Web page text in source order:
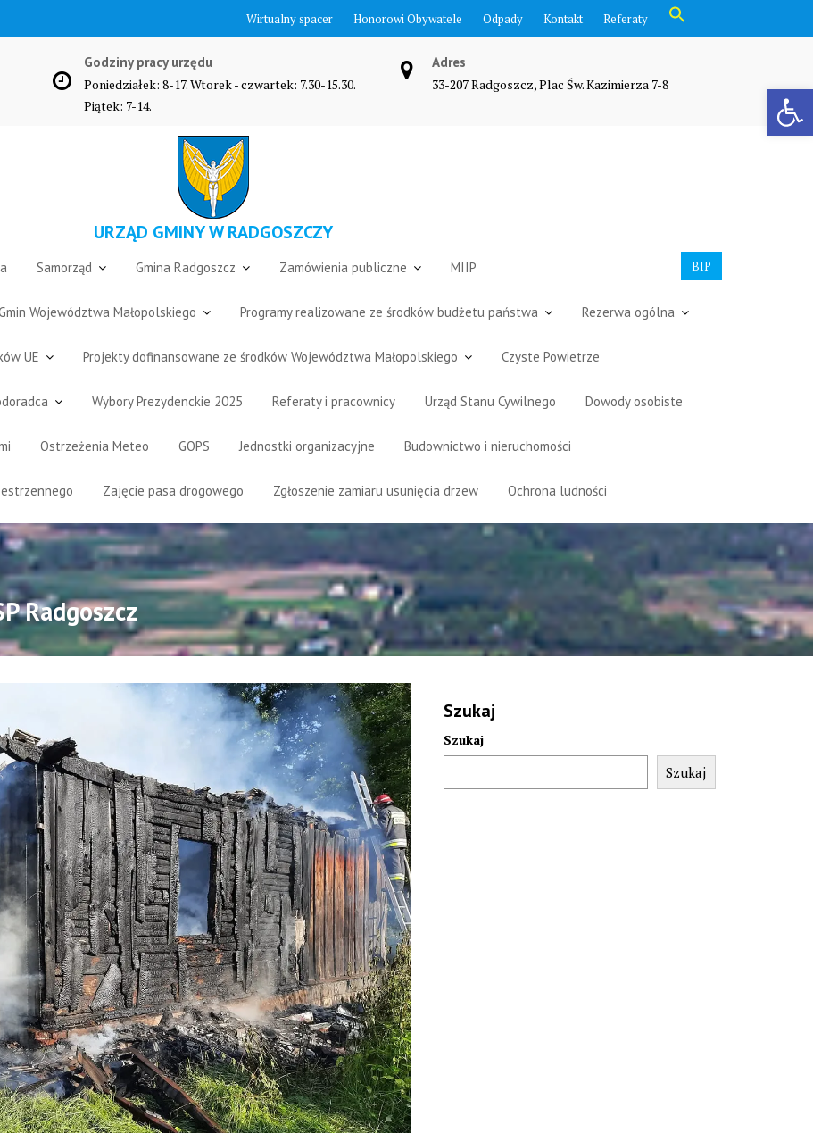
Otwórz pasek narzędzi
Wirtualny spacer Honorowi Obywatele Odpady Kontakt Referaty
Search Button
Godziny pracy urzędu
Poniedziałek: 8-17. Wtorek - czwartek: 7.30-15.30.
Piątek: 7-14.
Adres
33-207 Radgoszcz, Plac Św. Kazimierza 7-8
URZĄD GMINY W RADGOSZCZY
BIP
Samorząd Gmina Radgoszcz Zamówienia publiczne MIIP
Województwa Małopolskiego Programy realizowane ze środków budżetu państwa Rezerwa ogólna
UE Projekty dofinansowane ze środków Województwa Małopolskiego Czyste Powietrze
Wybory Prezydenckie 2025 Referaty i pracownicy Urząd Stanu Cywilnego Dowody osobiste
Ostrzeżenia Meteo GOPS Jednostki organizacyjne Budownictwo i nieruchomości
Zajęcie pasa drogowego Zgłoszenie zamiaru usunięcia drzew Ochrona ludności
Radgoszcz
Szukaj
Szukaj
Szukaj